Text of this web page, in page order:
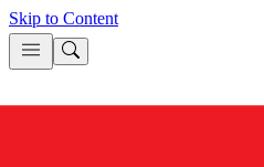
Skip to Content